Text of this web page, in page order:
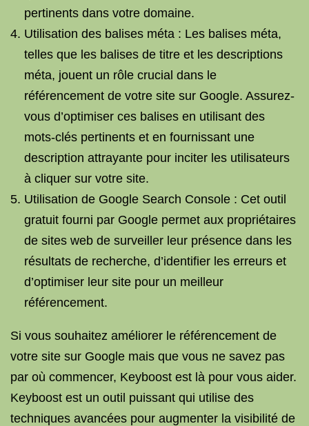
pertinents dans votre domaine.
Utilisation des balises méta : Les balises méta,
telles que les balises de titre et les descriptions
méta, jouent un rôle crucial dans le
référencement de votre site sur Google. Assurez-
vous d’optimiser ces balises en utilisant des
mots-clés pertinents et en fournissant une
description attrayante pour inciter les utilisateurs
à cliquer sur votre site.
Utilisation de Google Search Console : Cet outil
gratuit fourni par Google permet aux propriétaires
de sites web de surveiller leur présence dans les
résultats de recherche, d’identifier les erreurs et
d’optimiser leur site pour un meilleur
référencement.
Si vous souhaitez améliorer le référencement de
votre site sur Google mais que vous ne savez pas
par où commencer, Keyboost est là pour vous aider.
Keyboost est un outil puissant qui utilise des
techniques avancées pour augmenter la visibilité de